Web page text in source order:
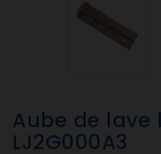
Aube de lave
LJ2G000A3